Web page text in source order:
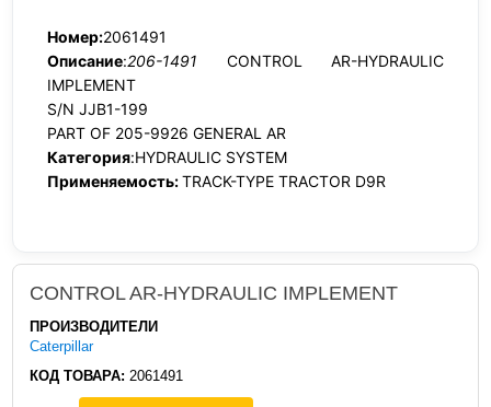
Номер:2061491
Описание:206-1491 CONTROL AR-HYDRAULIC
IMPLEMENT
S/N JJB1-199
PART OF 205-9926 GENERAL AR
Категория:HYDRAULIC SYSTEM
Применяемость:TRACK-TYPE TRACTOR D9R
CONTROL AR-HYDRAULIC IMPLEMENT
ПРОИЗВОДИТЕЛИ
Caterpillar
КОД ТОВАРА: 2061491